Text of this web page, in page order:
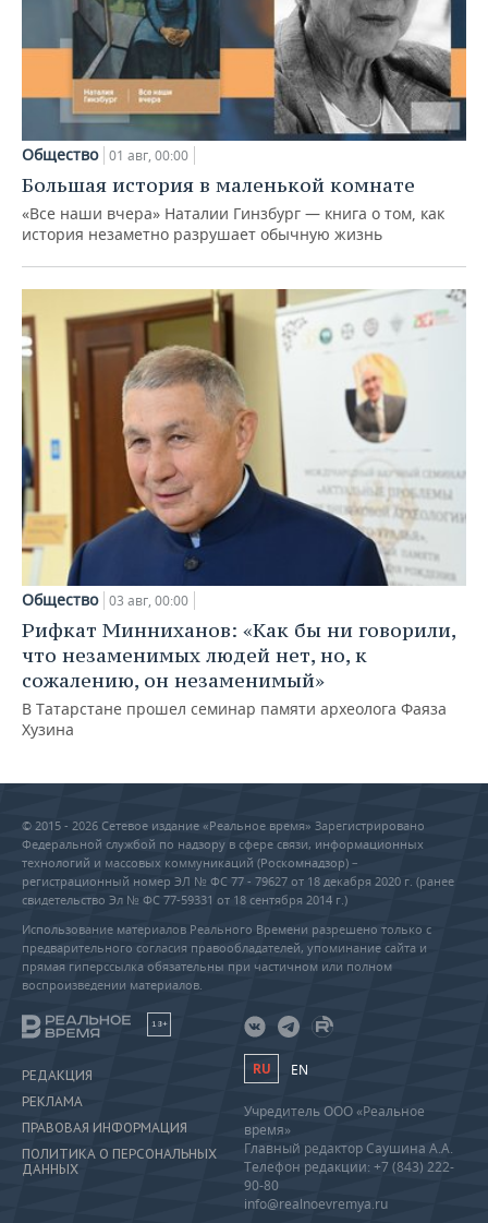
Общество 01 авг, 00:00
Большая история в маленькой комнате
«Все наши вчера» Наталии Гинзбург — книга о том, как
история незаметно разрушает обычную жизнь
Общество 03 авг, 00:00
Рифкат Минниханов: «Как бы ни говорили,
что незаменимых людей нет, но, к
сожалению, он незаменимый»
В Татарстане прошел семинар памяти археолога Фаяза
Хузина
© 2015 - 2026 Сетевое издание «Реальное время» Зарегистрировано
Федеральной службой по надзору в сфере связи, информационных
технологий и массовых коммуникаций (Роскомнадзор) –
регистрационный номер ЭЛ № ФС 77 - 79627 от 18 декабря 2020 г. (ранее
свидетельство Эл № ФС 77-59331 от 18 сентября 2014 г.)
Использование материалов Реального Времени разрешено только с
предварительного согласия правообладателей, упоминание сайта и
прямая гиперссылка обязательны при частичном или полном
воспроизведении материалов.
18+
РЕДАКЦИЯ
РЕКЛАМА
ПРАВОВАЯ ИНФОРМАЦИЯ
ПОЛИТИКА О ПЕРСОНАЛЬНЫХ
ДАННЫХ
RU EN
Учредитель ООО «Реальное
время»
Главный редактор Саушина А.А.
Телефон редакции: +7 (843) 222-
90-80
info@realnoevremya.ru